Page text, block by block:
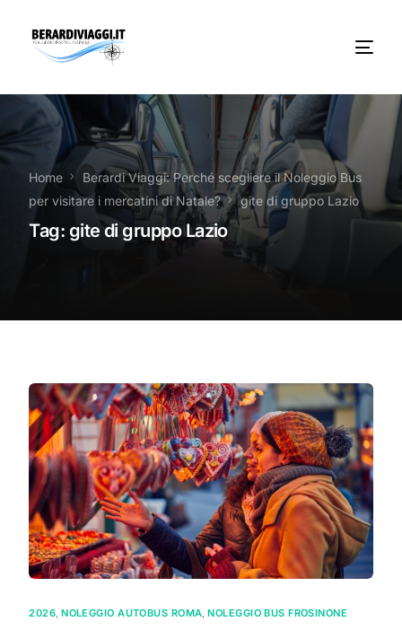
Home
Berardi Viaggi: Perché scegliere il Noleggio Bus
per visitare i mercatini di Natale?
gite di gruppo Lazio
Tag: gite di gruppo Lazio
2026,NOLEGGIO AUTOBUS ROMA,NOLEGGIO BUS FROSINONE
Chi Siamo
Noleggio
Autobus servizi
Vacanze Viaggi Frosinone